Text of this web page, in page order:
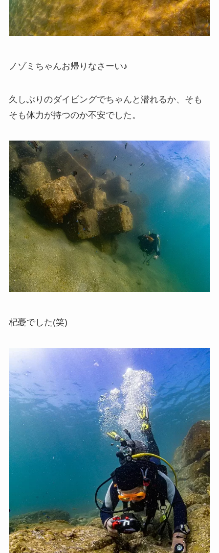
ノゾミちゃんお帰りなさーい♪
久しぶりのダイビングでちゃんと潜れるか、そも
そも体力が持つのか不安でした。
杞憂でした(笑)